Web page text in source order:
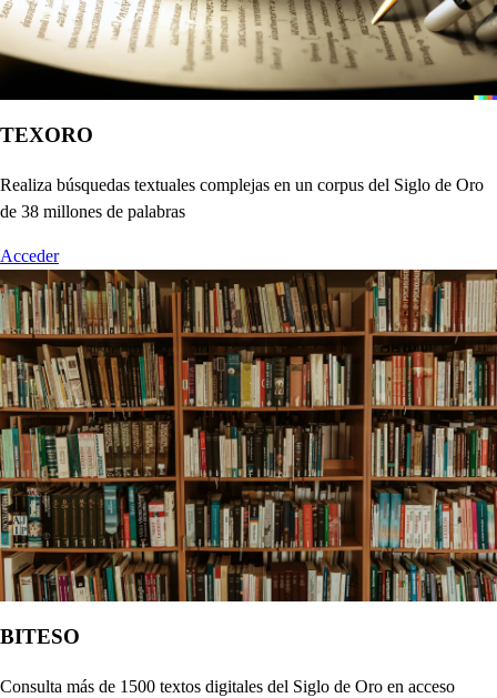
TEXORO
Realiza búsquedas textuales complejas en un corpus del Siglo de Oro
de 38 millones de palabras
Acceder
BITESO
Consulta más de 1500 textos digitales del Siglo de Oro en acceso